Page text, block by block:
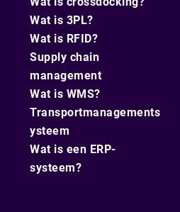
Wat is 3PL?
Wat is RFID?
Supply chain
management
Wat is WMS?
Transportmanagements
ysteem
Wat is een ERP-
systeem?